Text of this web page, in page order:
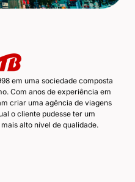
em uma sociedade composta
Com anos de experiência em
criar uma agência de viagens
o cliente pudesse ter um
alto nível de qualidade.